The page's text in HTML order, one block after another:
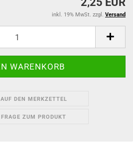
inkl. 19% MwSt. zzgl. Versand
AUF DEN MERKZETTEL
FRAGE ZUM PRODUKT